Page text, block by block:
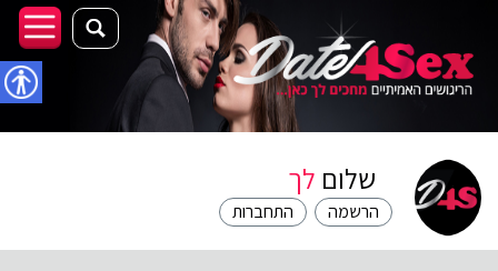
שלום לך
התחברות הרשמה